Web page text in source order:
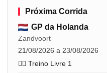
Próxima Corrida
GP da Holanda
Zandvoort
21/08/2026 a 23/08/2026
🏋️‍♂️ Treino Livre 1